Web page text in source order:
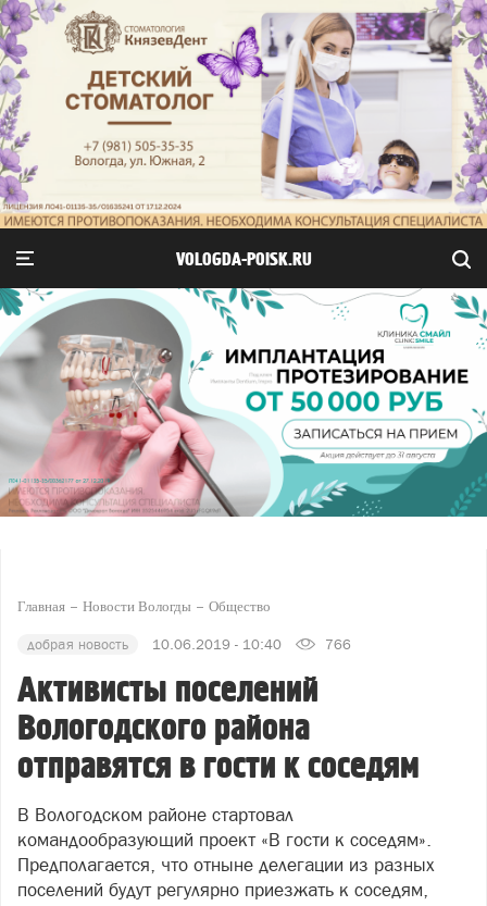
VOLOGDA-POISK.RU
Главная Новости Вологды Общество
добрая новость 10.06.2019 - 10:40 766
Активисты поселений
Вологодского района
отправятся в гости к соседям
В Вологодском районе стартовал
командообразующий проект «В гости к соседям».
Предполагается, что отныне делегации из разных
поселений будут регулярно приезжать к соседям,